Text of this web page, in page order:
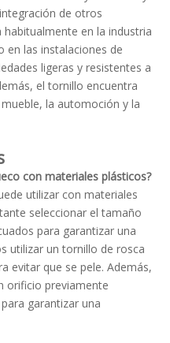
de otros
en la industria
en las instalaciones de
ligeras y resistentes a
el tornillo encuentra
la automoción y la
con materiales plásticos?
utilizar con materiales
seleccionar el tamaño
para garantizar una
utilizar un tornillo de rosca
evitar que se pele. Además,
orificio previamente
garantizar una